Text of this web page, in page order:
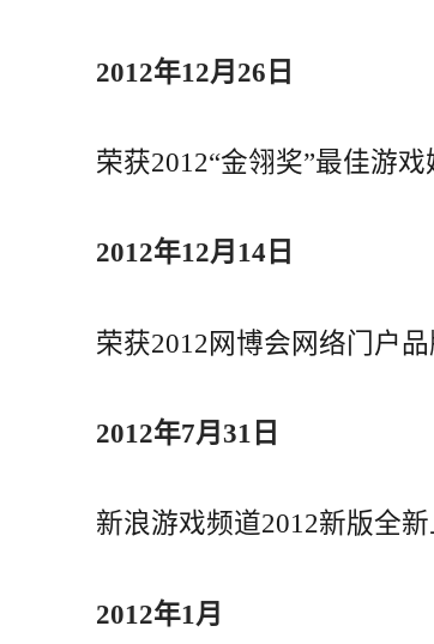
2012年12月26日
荣获2012“金翎奖”最佳游戏
2012年12月14日
荣获2012网博会网络门户
2012年7月31日
新浪游戏频道2012新版全
2012年1月